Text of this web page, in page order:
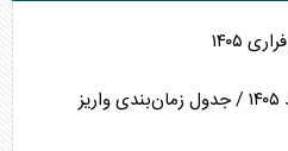
۱۴۰۵
تغییر زمان واریز کالابرگ مرداد ۱۴۰۵ / جدول زمان‌بندی واریز